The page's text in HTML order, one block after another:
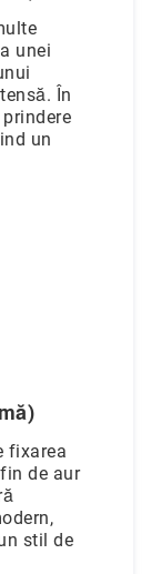
unei
În
prindere
un
fixarea
de aur
stil de